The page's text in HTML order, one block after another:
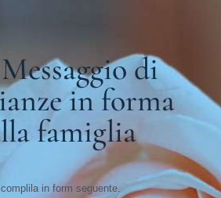
di
in forma
famiglia
in form seguente.